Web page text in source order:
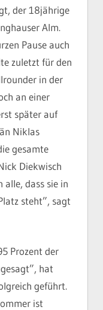
der 18jährige
Alm.
Pause auch
zuletzt für den
in der
an einer
später auf
Niklas
gesamte
Diekwisch
alle, dass sie in
steht”, sagt
Prozent der
hat
geführt.
ist